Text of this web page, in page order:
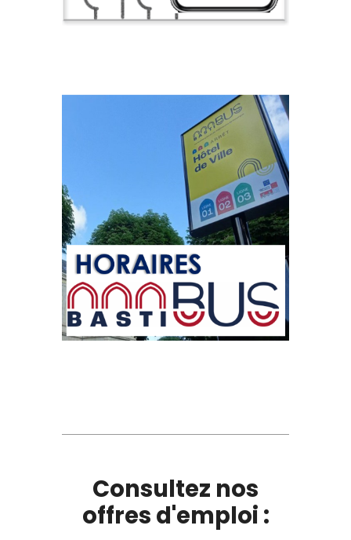
Consultez nos
offres d'emploi :